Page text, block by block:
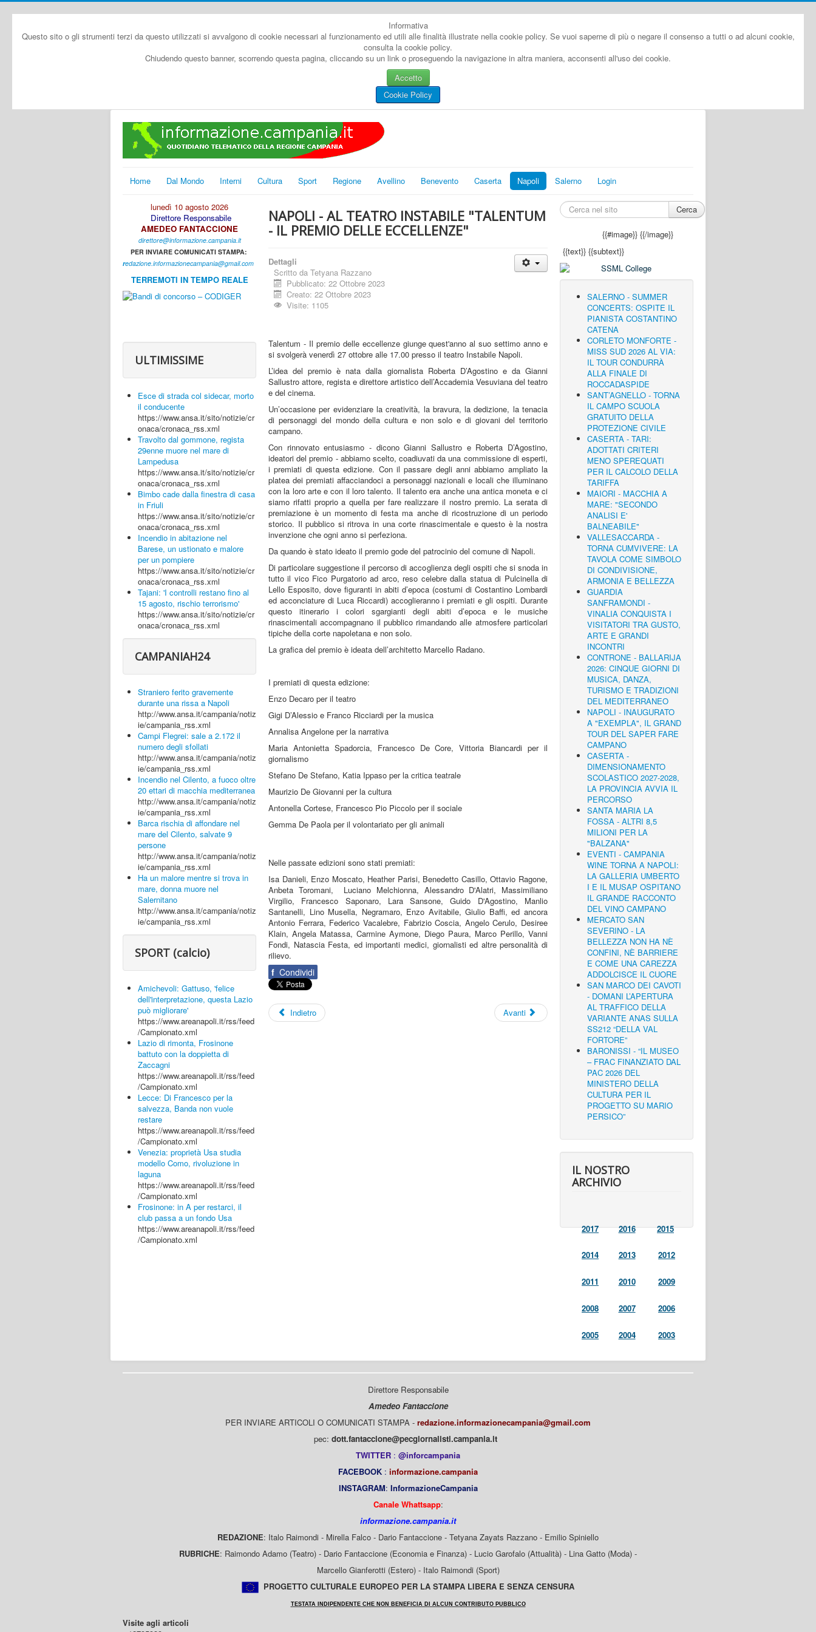
Informativa
Questo sito o gli strumenti terzi da questo utilizzati si avvalgono di cookie necessari al funzionamento ed utili alle finalità illustrate nella cookie policy. Se vuoi saperne di più o negare il consenso a tutti o ad alcuni cookie,
consulta la cookie policy.
Chiudendo questo banner, scorrendo questa pagina, cliccando su un link o proseguendo la navigazione in altra maniera, acconsenti all'uso dei cookie.
Accetto
Cookie Policy
Home Dal Mondo Interni Cultura Sport Regione Avellino Benevento Caserta Napoli Salerno Login
lunedì 10 agosto 2026
Direttore Responsabile
AMEDEO FANTACCIONE
direttore@informazione.campania.it
PER INVIARE COMUNICATI STAMPA:
redazione.informazionecampania@gmail.com
TERREMOTI IN TEMPO REALE
ULTIMISSIME
Esce di strada col sidecar, morto
il conducente
https://www.ansa.it/sito/notizie/cr
onaca/cronaca_rss.xml
Travolto dal gommone, regista
29enne muore nel mare di
Lampedusa
https://www.ansa.it/sito/notizie/cr
onaca/cronaca_rss.xml
Bimbo cade dalla finestra di casa
in Friuli
https://www.ansa.it/sito/notizie/cr
onaca/cronaca_rss.xml
Incendio in abitazione nel
Barese, un ustionato e malore
per un pompiere
https://www.ansa.it/sito/notizie/cr
onaca/cronaca_rss.xml
Tajani: 'I controlli restano fino al
15 agosto, rischio terrorismo'
https://www.ansa.it/sito/notizie/cr
onaca/cronaca_rss.xml
CAMPANIAH24
Straniero ferito gravemente
durante una rissa a Napoli
http://www.ansa.it/campania/notiz
ie/campania_rss.xml
Campi Flegrei: sale a 2.172 il
numero degli sfollati
http://www.ansa.it/campania/notiz
ie/campania_rss.xml
Incendio nel Cilento, a fuoco oltre
20 ettari di macchia mediterranea
http://www.ansa.it/campania/notiz
ie/campania_rss.xml
Barca rischia di affondare nel
mare del Cilento, salvate 9
persone
http://www.ansa.it/campania/notiz
ie/campania_rss.xml
Ha un malore mentre si trova in
mare, donna muore nel
Salernitano
http://www.ansa.it/campania/notiz
ie/campania_rss.xml
SPORT (calcio)
Amichevoli: Gattuso, 'felice
dell'interpretazione, questa Lazio
può migliorare'
https://www.areanapoli.it/rss/feed
/Campionato.xml
Lazio di rimonta, Frosinone
battuto con la doppietta di
Zaccagni
https://www.areanapoli.it/rss/feed
/Campionato.xml
Lecce: Di Francesco per la
salvezza, Banda non vuole
restare
https://www.areanapoli.it/rss/feed
/Campionato.xml
Venezia: proprietà Usa studia
modello Como, rivoluzione in
laguna
https://www.areanapoli.it/rss/feed
/Campionato.xml
Frosinone: in A per restarci, il
club passa a un fondo Usa
https://www.areanapoli.it/rss/feed
/Campionato.xml
NAPOLI - AL TEATRO INSTABILE "TALENTUM
- IL PREMIO DELLE ECCELLENZE"
Dettagli
Scritto da Tetyana Razzano
Pubblicato: 22 Ottobre 2023
Creato: 22 Ottobre 2023
Visite: 1105
Talentum - Il premio delle eccellenze giunge quest'anno al suo settimo anno e
si svolgerà venerdì 27 ottobre alle 17.00 presso il teatro Instabile Napoli.
L’idea del premio è nata dalla giornalista Roberta D’Agostino e da Gianni
Sallustro attore, regista e direttore artistico dell’Accademia Vesuviana del teatro
e del cinema.
Un’occasione per evidenziare la creatività, la bravura, la dedizione, la tenacia
di personaggi del mondo della cultura e non solo e di giovani del territorio
campano.
Con rinnovato entusiasmo - dicono Gianni Sallustro e Roberta D’Agostino,
ideatori del premio - abbiamo scelto, coadiuvati da una commissione di esperti,
i premiati di questa edizione. Con il passare degli anni abbiamo ampliato la
platea dei premiati affacciandoci a personaggi nazionali e locali che illuminano
con la loro arte e con il loro talento. Il talento era anche una antica moneta e ci
siamo rifatti proprio a quella per fare realizzare il nostro premio. La serata di
premiazione è un momento di festa ma anche di ricostruzione di un periodo
storico. Il pubblico si ritrova in una corte rinascimentale e questo è la nostra
invenzione che ogni anno si perfeziona.
Da quando è stato ideato il premio gode del patrocinio del comune di Napoli.
Di particolare suggestione il percorso di accoglienza degli ospiti che si snoda in
tutto il vico Fico Purgatorio ad arco, reso celebre dalla statua di Pulcinella di
Lello Esposito, dove figuranti in abiti d’epoca (costumi di Costantino Lombardi
ed acconciature di Luca Riccardi) accoglieranno i premiati e gli ospiti. Durante
questo itinerario i colori sgargianti degli abiti d’epoca e le musiche
rinascimentali accompagnano il pubblico rimandando alle atmosfere particolari
tipiche della corte napoletana e non solo.
La grafica del premio è ideata dell’architetto Marcello Radano.
I premiati di questa edizione:
Enzo Decaro per il teatro
Gigi D’Alessio e Franco Ricciardi per la musica
Annalisa Angelone per la narrativa
Maria Antonietta Spadorcia, Francesco De Core, Vittoria Biancardi per il
giornalismo
Stefano De Stefano, Katia Ippaso per la critica teatrale
Maurizio De Giovanni per la cultura
Antonella Cortese, Francesco Pio Piccolo per il sociale
Gemma De Paola per il volontariato per gli animali
Nelle passate edizioni sono stati premiati:
Isa Danieli, Enzo Moscato, Heather Parisi, Benedetto Casillo, Ottavio Ragone,
Anbeta Toromani, Luciano Melchionna, Alessandro D'Alatri, Massimiliano
Virgilio, Francesco Saponaro, Lara Sansone, Guido D'Agostino, Manlio
Santanelli, Lino Musella, Negramaro, Enzo Avitabile, Giulio Baffi, ed ancora
Antonio Ferrara, Federico Vacalebre, Fabrizio Coscia, Angelo Cerulo, Desiree
Klain, Angela Matassa, Carmine Aymone, Diego Paura, Marco Perillo, Vanni
Fondi, Natascia Festa, ed importanti medici, giornalisti ed altre personalità di
rilievo.
f Condividi
Indietro Avanti
Cerca
{{#image}}{{/image}}
{{text}} {{subtext}}
SALERNO - SUMMER
CONCERTS: OSPITE IL
PIANISTA COSTANTINO
CATENA
CORLETO MONFORTE -
MISS SUD 2026 AL VIA:
IL TOUR CONDURRÀ
ALLA FINALE DI
ROCCADASPIDE
SANT’AGNELLO - TORNA
IL CAMPO SCUOLA
GRATUITO DELLA
PROTEZIONE CIVILE
CASERTA - TARI:
ADOTTATI CRITERI
MENO SPEREQUATI
PER IL CALCOLO DELLA
TARIFFA
MAIORI - MACCHIA A
MARE: "SECONDO
ANALISI E'
BALNEABILE"
VALLESACCARDA -
TORNA CUMVIVERE: LA
TAVOLA COME SIMBOLO
DI CONDIVISIONE,
ARMONIA E BELLEZZA
GUARDIA
SANFRAMONDI -
VINALIA CONQUISTA I
VISITATORI TRA GUSTO,
ARTE E GRANDI
INCONTRI
CONTRONE - BALLARIJA
2026: CINQUE GIORNI DI
MUSICA, DANZA,
TURISMO E TRADIZIONI
DEL MEDITERRANEO
NAPOLI - INAUGURATO
A "EXEMPLA", IL GRAND
TOUR DEL SAPER FARE
CAMPANO
CASERTA -
DIMENSIONAMENTO
SCOLASTICO 2027-2028,
LA PROVINCIA AVVIA IL
PERCORSO
SANTA MARIA LA
FOSSA - ALTRI 8,5
MILIONI PER LA
"BALZANA"
EVENTI - CAMPANIA
WINE TORNA A NAPOLI:
LA GALLERIA UMBERTO
I E IL MUSAP OSPITANO
IL GRANDE RACCONTO
DEL VINO CAMPANO
MERCATO SAN
SEVERINO - LA
BELLEZZA NON HA NÈ
CONFINI, NÈ BARRIERE
E COME UNA CAREZZA
ADDOLCISCE IL CUORE
SAN MARCO DEI CAVOTI
- DOMANI L’APERTURA
AL TRAFFICO DELLA
VARIANTE ANAS SULLA
SS212 “DELLA VAL
FORTORE”
BARONISSI - “IL MUSEO
– FRAC FINANZIATO DAL
PAC 2026 DEL
MINISTERO DELLA
CULTURA PER IL
PROGETTO SU MARIO
PERSICO”
IL NOSTRO
ARCHIVIO
2017 2016 2015
2014 2013 2012
2011 2010 2009
2008 2007 2006
2005 2004 2003
Direttore Responsabile
Amedeo Fantaccione
PER INVIARE ARTICOLI O COMUNICATI STAMPA - redazione.informazionecampania@gmail.com
pec: dott.fantaccione@pecgiornalisti.campania.it
TWITTER : @inforcampania
FACEBOOK : informazione.campania
INSTAGRAM: InformazioneCampania
Canale Whattsapp:
informazione.campania.it
REDAZIONE: Italo Raimondi - Mirella Falco - Dario Fantaccione - Tetyana Zayats Razzano - Emilio Spiniello
RUBRICHE: Raimondo Adamo (Teatro) - Dario Fantaccione (Economia e Finanza) - Lucio Garofalo (Attualità) - Lina Gatto (Moda) -
Marcello Gianferotti (Estero) - Italo Raimondi (Sport)
PROGETTO CULTURALE EUROPEO PER LA STAMPA LIBERA E SENZA CENSURA
TESTATA INDIPENDENTE CHE NON BENEFICIA DI ALCUN CONTRIBUTO PUBBLICO
Visite agli articoli